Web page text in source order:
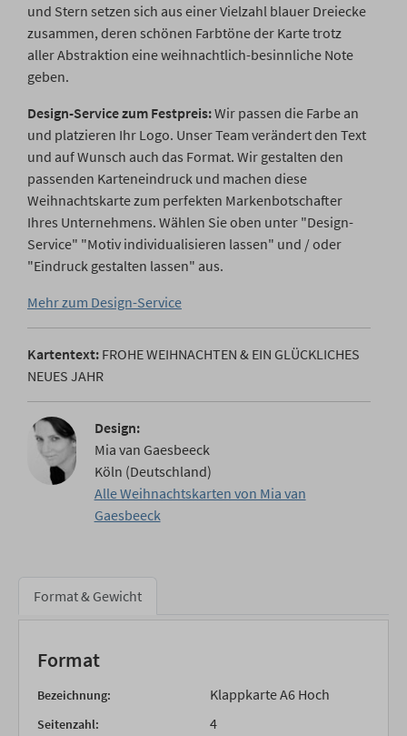
und Stern setzen sich aus einer Vielzahl blauer Dreiecke
zusammen, deren schönen Farbtöne der Karte trotz
aller Abstraktion eine weihnachtlich-besinnliche Note
geben.
Design-Service zum Festpreis:Wir passen die Farbe an
und platzieren Ihr Logo. Unser Team verändert den Text
und auf Wunsch auch das Format. Wir gestalten den
passenden Karteneindruck und machen diese
Weihnachtskarte zum perfekten Markenbotschafter
Ihres Unternehmens. Wählen Sie oben unter "Design-
Service" "Motiv individualisieren lassen" und / oder
"Eindruck gestalten lassen" aus.
Mehr zum Design-Service
Kartentext: FROHE WEIHNACHTEN & EIN GLÜCKLICHES
NEUES JAHR
Design:
Mia van Gaesbeeck
Köln (Deutschland)
Alle Weihnachtskarten von Mia van
Gaesbeeck
Format & Gewicht
Format
Bezeichnung: Klappkarte A6 Hoch
Seitenzahl: 4